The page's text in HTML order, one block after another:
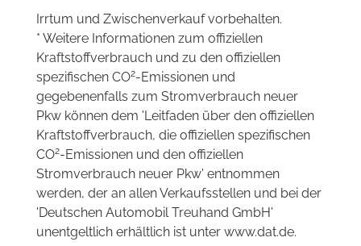
Irrtum und Zwischenverkauf vorbehalten.
* Weitere Informationen zum offiziellen
Kraftstoffverbrauch und zu den offiziellen
spezifischen CO2-Emissionen und
gegebenenfalls zum Stromverbrauch neuer
Pkw können dem 'Leitfaden über den offiziellen
Kraftstoffverbrauch, die offiziellen spezifischen
CO2-Emissionen und den offiziellen
Stromverbrauch neuer Pkw' entnommen
werden, der an allen Verkaufsstellen und bei der
'Deutschen Automobil Treuhand GmbH'
unentgeltlich erhältlich ist unter www.dat.de.